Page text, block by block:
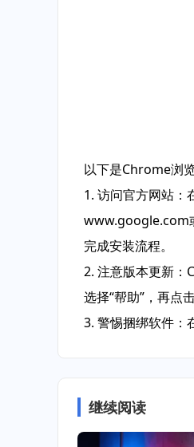
以下是Chrome浏
1. 访问官方网站：
www.google.com
完成安装流程。
2. 注意版本更新：
选择“帮助”，再点
3. 警惕捆绑软件：
继续阅读